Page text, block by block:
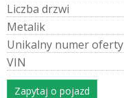
Liczba drzwi
Metalik
Unikalny numeroferty
VIN
Zapytaj o pojazd